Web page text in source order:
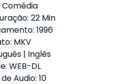
22 Min
1996
MKV
| Inglês
WEB-DL
Audio: 10